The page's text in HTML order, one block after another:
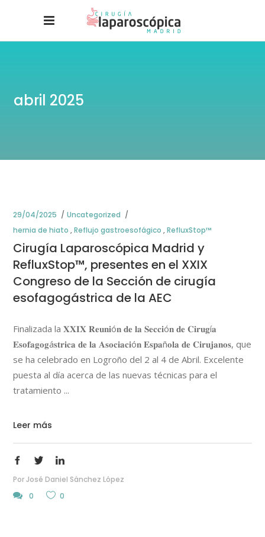
abril 2025
29/04/2025
Uncategorized
hernia de hiato ,Reflujo gastroesofágico ,RefluxStop™
Cirugía Laparoscópica Madrid y
RefluxStop™, presentes en el XXIX
Congreso de la Sección de cirugía
esofagogástrica de la AEC
Finalizada la 𝐗𝐗𝐈𝐗 𝐑𝐞𝐮𝐧𝐢ó𝐧 𝐝𝐞 𝐥𝐚 𝐒𝐞𝐜𝐜𝐢ó𝐧 𝐝𝐞 𝐂𝐢𝐫𝐮𝐠í𝐚
𝐄𝐬𝐨𝐟𝐚𝐠𝐨𝐠á𝐬𝐭𝐫𝐢𝐜𝐚 𝐝𝐞 𝐥𝐚 𝐀𝐬𝐨𝐜𝐢𝐚𝐜𝐢ó𝐧 𝐄𝐬𝐩𝐚ñ𝐨𝐥𝐚 𝐝𝐞 𝐂𝐢𝐫𝐮𝐣𝐚𝐧𝐨𝐬, que
se ha celebrado en Logroño del 2 al 4 de Abril. Excelente
puesta al día acerca de las nuevas técnicas para el
tratamiento
Leer más
PorJosé Daniel Sánchez López
0
0